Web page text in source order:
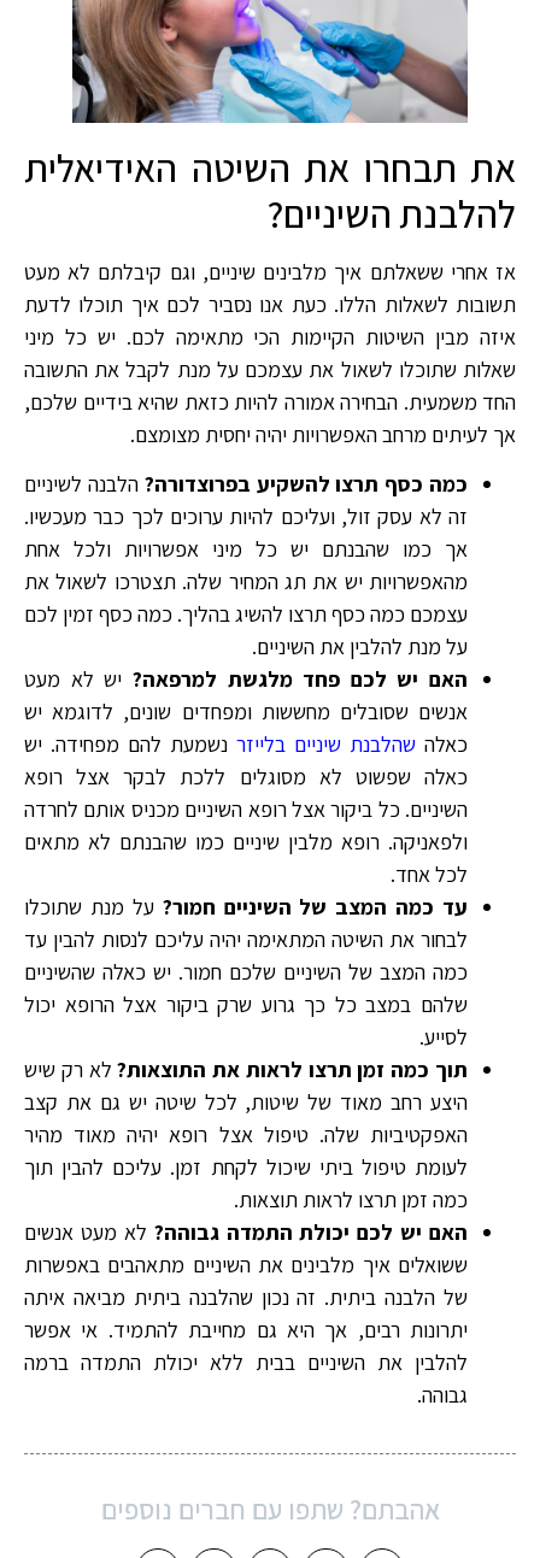
את תבחרו את השיטה האידיאלית
להלבנת השיניים?
אז אחרי ששאלתם איך מלבינים שיניים, וגם קיבלתם לא מעט
תשובות לשאלות הללו. כעת אנו נסביר לכם איך תוכלו לדעת
איזה מבין השיטות הקיימות הכי מתאימה לכם. יש כל מיני
שאלות שתוכלו לשאול את עצמכם על מנת לקבל את התשובה
החד משמעית. הבחירה אמורה להיות כזאת שהיא בידיים שלכם,
אך לעיתים מרחב האפשרויות יהיה יחסית מצומצם.
כמה כסף תרצו להשקיע בפרוצדורה? הלבנה לשיניים
זה לא עסק זול, ועליכם להיות ערוכים לכך כבר מעכשיו.
אך כמו שהבנתם יש כל מיני אפשרויות ולכל אחת
מהאפשרויות יש את תג המחיר שלה. תצטרכו לשאול את
עצמכם כמה כסף תרצו להשיג בהליך. כמה כסף זמין לכם
על מנת להלבין את השיניים.
האם יש לכם פחד מלגשת למרפאה? יש לא מעט
אנשים שסובלים מחששות ומפחדים שונים, לדוגמא יש
כאלה שהלבנת שיניים בלייזר נשמעת להם מפחידה. יש
כאלה שפשוט לא מסוגלים ללכת לבקר אצל רופא
השיניים. כל ביקור אצל רופא השיניים מכניס אותם לחרדה
ולפאניקה. רופא מלבין שיניים כמו שהבנתם לא מתאים
לכל אחד.
עד כמה המצב של השיניים חמור? על מנת שתוכלו
לבחור את השיטה המתאימה יהיה עליכם לנסות להבין עד
כמה המצב של השיניים שלכם חמור. יש כאלה שהשיניים
שלהם במצב כל כך גרוע שרק ביקור אצל הרופא יכול
לסייע.
תוך כמה זמן תרצו לראות את התוצאות?לא רק שיש
היצע רחב מאוד של שיטות, לכל שיטה יש גם את קצב
האפקטיביות שלה. טיפול אצל רופא יהיה מאוד מהיר
לעומת טיפול ביתי שיכול לקחת זמן. עליכם להבין תוך
כמה זמן תרצו לראות תוצאות.
האם יש לכם יכולת התמדה גבוהה? לא מעט אנשים
ששואלים איך מלבינים את השיניים מתאהבים באפשרות
של הלבנה ביתית. זה נכון שהלבנה ביתית מביאה איתה
יתרונות רבים, אך היא גם מחייבת להתמיד. אי אפשר
להלבין את השיניים בבית ללא יכולת התמדה ברמה
גבוהה.
אהבתם? שתפו עם חברים נוספים